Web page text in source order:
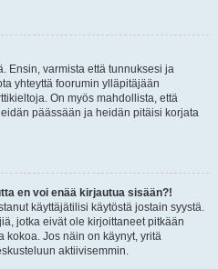
Ensin, varmista että tunnuksesi ja
yhteyttä foorumin ylläpitäjään
On myös mahdollista, että
päässään ja heidän pitäisi korjata
en voi enää kirjautua sisään?!
käyttäjätilisi käytöstä jostain syystä.
jotka eivät ole kirjoittaneet pitkään
kokoa. Jos näin on käynyt, yritä
aktiivisemmin.